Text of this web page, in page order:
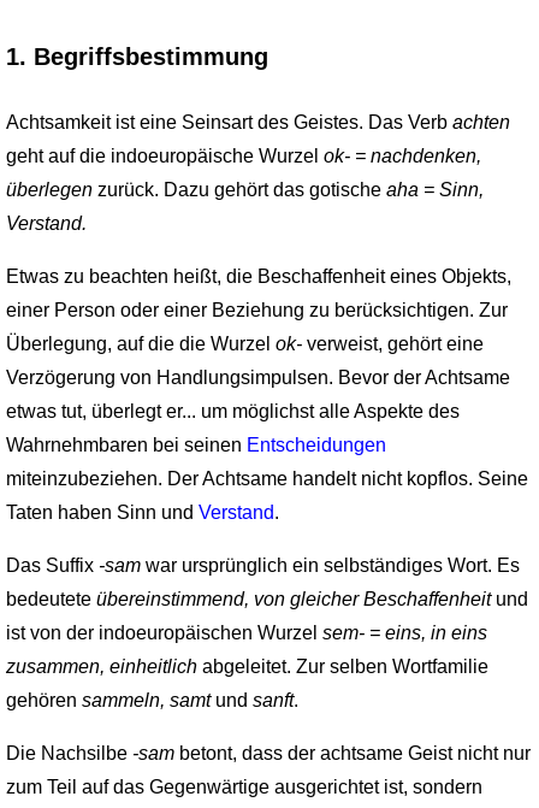
1. Begriffsbestimmung
Achtsamkeit ist eine Seinsart des Geistes. Das Verb achten
geht auf die indoeuropäische Wurzel ok- = nachdenken,
überlegenzurück. Dazu gehört das gotische aha = Sinn,
Verstand.
Etwas zu beachten heißt, die Beschaffenheit eines Objekts,
einer Person oder einer Beziehung zu berücksichtigen. Zur
Überlegung, auf die die Wurzel ok-verweist, gehört eine
Verzögerung von Handlungsimpulsen. Bevor der Achtsame
etwas tut, überlegt er... um möglichst alle Aspekte des
Wahrnehmbaren bei seinen Entscheidungen
miteinzubeziehen. Der Achtsame handelt nicht kopflos. Seine
Taten haben Sinn und Verstand.
Das Suffix -samwar ursprünglich ein selbständiges Wort. Es
bedeutete übereinstim­mend, von gleicher Beschaffenheitund
ist von der indoeuropäischen Wurzel sem- = eins, in eins
zusammen, einheitlichabgeleitet. Zur selben Wortfamilie
gehören sammeln, samtund sanft.
Die Nachsilbe -sambetont, dass der achtsame Geist nicht nur
zum Teil auf das Gegen­wärtige ausgerichtet ist, sondern